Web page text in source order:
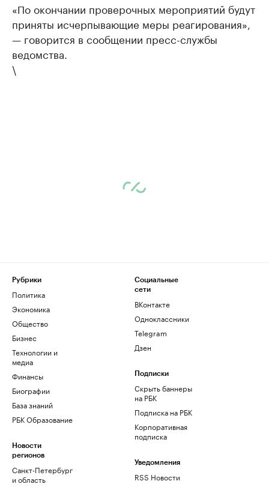
«По окончании проверочных мероприятий будут
приняты исчерпывающие меры реагирования»,
— говорится в сообщении пресс-службы
ведомства.
\
Рубрики
Политика
Экономика
Общество
Бизнес
Технологии и
медиа
Финансы
Биографии
База знаний
РБК Образование
Новости
регионов
Санкт-Петербург
и область
Социальные
сети
ВКонтакте
Одноклассники
Telegram
Дзен
Подписки
Скрыть баннеры
на РБК
Подписка на РБК
Корпоративная
подписка
Уведомления
RSS Новости